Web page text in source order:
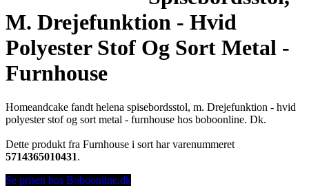
M. Drejefunktion - Hvid
Polyester Stof Og Sort Metal -
Furnhouse
Homeandcake fandt helena spisebordsstol, m. Drejefunktion - hvid
polyester stof og sort metal - furnhouse hos boboonline. Dk.
Dette produkt fra Furnhouse i sort har varenummeret
5714365010431.
Se prisen hos Boboonline.dk